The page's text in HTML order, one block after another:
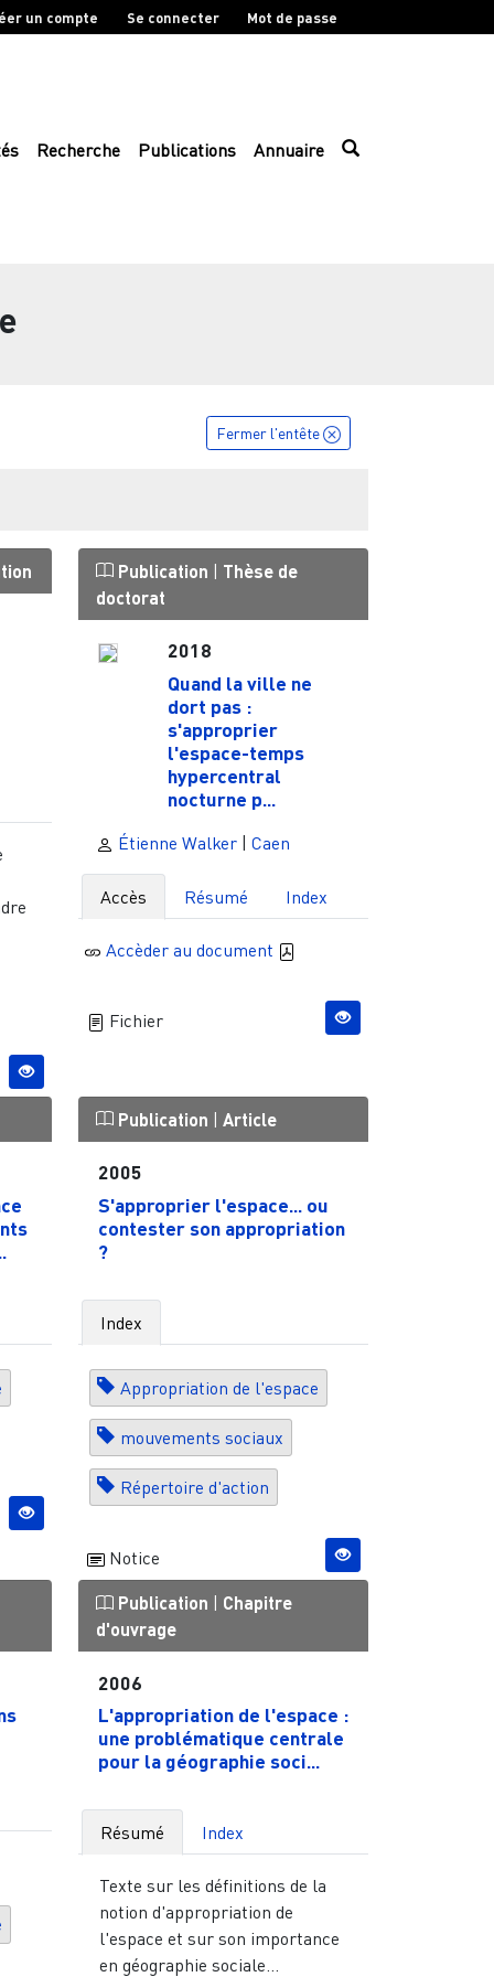
un compte Se connecter Mot de passe
Recherche Publications Annuaire
Fermer l'entête
Publication | Thèse de
doctorat
2018
Quand la ville ne
dort pas :
s'approprier
l'espace-temps
hypercentral
nocturne p...
Étienne Walker| Caen
Accès Résumé Index
Accèder au document
Fichier
Publication | Article
2005
S'approprier l'espace... ou
contester son appropriation
?
Index
Appropriation de l'espace
mouvements sociaux
Répertoire d'action
Notice
Publication | Chapitre
d'ouvrage
2006
L'appropriation de l'espace :
une problématique centrale
pour la géographie soci...
Résumé Index
Texte sur les définitions de la
notion d'appropriation de
l'espace et sur son importance
en géographie sociale...